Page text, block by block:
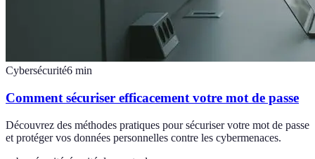
Cybersécurité6 min
Comment sécuriser efficacement votre mot de passe
Découvrez des méthodes pratiques pour sécuriser votre mot de passe
et protéger vos données personnelles contre les cybermenaces.